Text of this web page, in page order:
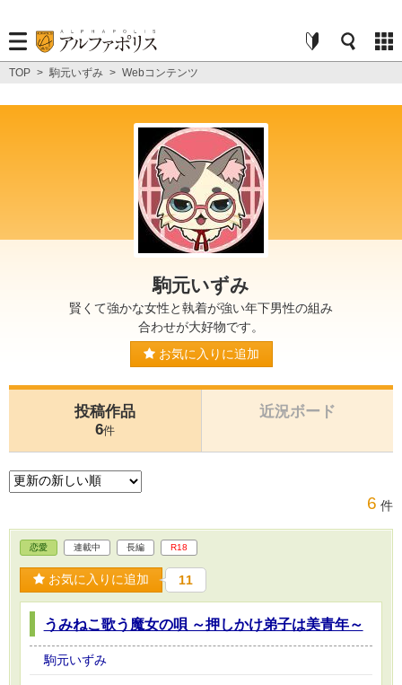
TOP > 駒元いずみ > Webコンテンツ
駒元いずみ
賢くて強かな女性と執着が強い年下男性の組み
合わせが大好物です。
お気に入りに追加
投稿作品
6件
近況ボード
6 件
恋愛 連載中 長編 R18
お気に入りに追加 11
うみねこ歌う魔女の唄 ～押しかけ弟子は美青年～
駒元いずみ